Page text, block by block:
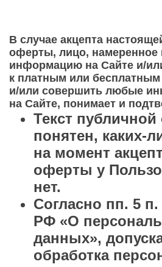
В случае акцепта
оферты, лицо, намеренное
информацию на Сайте и/
к платным или
и/или совершить любые
на Сайте, понимает и
Текст
понятен, каких-
на момент
оферты у
нет.
Согласно пп. 5
РФ «О
данных»,
обработка